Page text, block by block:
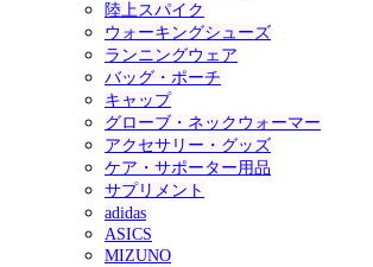
陸上スパイク
ウォーキングシューズ
ランニングウェア
バッグ・ポーチ
キャップ
グローブ・ネックウォーマー
アクセサリー・グッズ
ケア・サポーター用品
サプリメント
adidas
ASICS
MIZUNO